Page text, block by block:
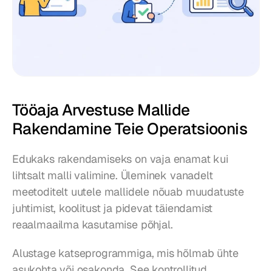
Tööaja Arvestuse Mallide
Rakendamine Teie Operatsioonis
Edukaks rakendamiseks on vaja enamat kui
lihtsalt malli valimine. Üleminek vanadelt
meetoditelt uutele mallidele nõuab muudatuste
juhtimist, koolitust ja pidevat täiendamist
reaalmaailma kasutamise põhjal.
Alustage katseprogrammiga, mis hõlmab ühte